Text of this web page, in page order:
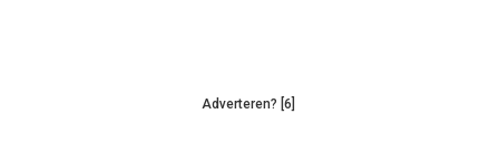
Adverteren? [6]